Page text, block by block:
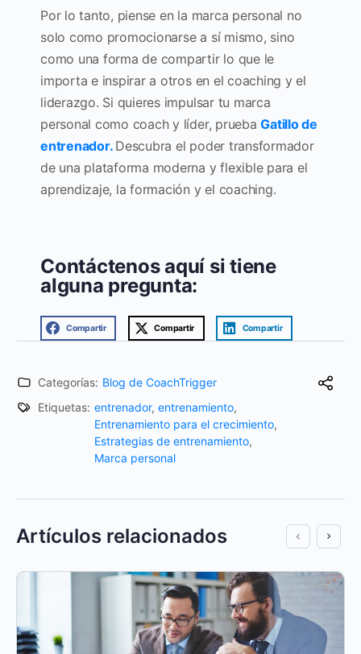
Por lo tanto, piense en la marca personal no
solo como promocionarse a sí mismo, sino
como una forma de compartir lo que le
importa e inspirar a otros en el coaching y el
liderazgo. Si quieres impulsar tu marca
personal como coach y líder, pruebaGatillo de
entrenador. Descubra el poder transformador
de una plataforma moderna y flexible para el
aprendizaje, la formación y el coaching.
Contáctenos aquí si tiene
alguna pregunta:
Compartir Compartir Compartir
Categorías: Blog de CoachTrigger
Etiquetas: entrenador, entrenamiento,
Entrenamiento para el crecimiento,
Estrategias de entrenamiento,
Marca personal
Artículos relacionados